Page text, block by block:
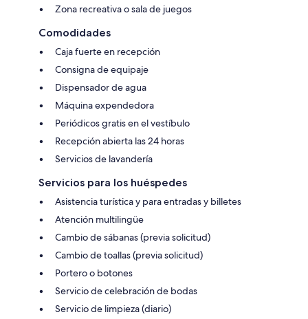
Zona recreativa o sala de juegos
Comodidades
Caja fuerte en recepción
Consigna de equipaje
Dispensador de agua
Máquina expendedora
Periódicos gratis en el vestíbulo
Recepción abierta las 24 horas
Servicios de lavandería
Servicios para los huéspedes
Asistencia turística y para entradas y billetes
Atención multilingüe
Cambio de sábanas (previa solicitud)
Cambio de toallas (previa solicitud)
Portero o botones
Servicio de celebración de bodas
Servicio de limpieza (diario)